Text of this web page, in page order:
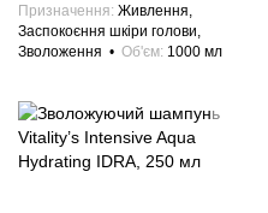
Призначення Живлення,
Заспокоєння шкіри голови,
Зволоження
Об'єм 1000 мл